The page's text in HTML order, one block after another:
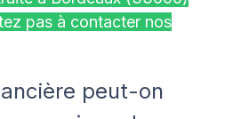
pas à contacter nos
peut-on